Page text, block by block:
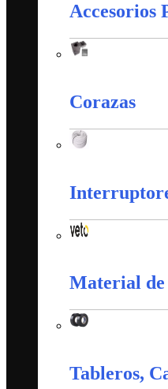
Accesorios
Corazas
Material
Tableros,